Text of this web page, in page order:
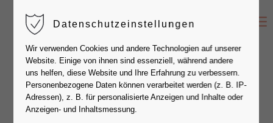
Der Eintrag "offcanvas-col1" existiert leider
nicht.
Der Eintrag "offcanvas-col2" existiert leider
nicht.
Datenschutzeinstellungen
Wir verwenden Cookies und andere Technologien auf unserer
Website. Einige von ihnen sind essenziell, während andere
uns helfen, diese Website und Ihre Erfahrung zu verbessern.
Personenbezogene Daten können verarbeitet werden (z. B. IP-
Adressen), z. B. für personalisierte Anzeigen und Inhalte oder
Anzeigen- und Inhaltsmessung.